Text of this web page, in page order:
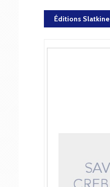
Éditions Slatkine